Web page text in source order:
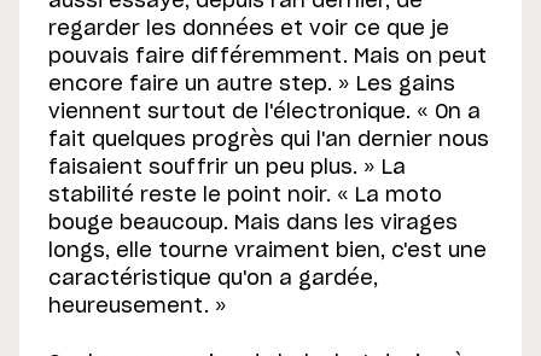
regarder les données et voir ce que je
pouvais faire différemment. Mais on peut
encore faire un autre step. » Les gains
viennent surtout de l'électronique. « On a
fait quelques progrès qui l'an dernier nous
faisaient souffrir un peu plus. » La
stabilité reste le point noir. « La moto
bouge beaucoup. Mais dans les virages
longs, elle tourne vraiment bien, c'est une
caractéristique qu'on a gardée,
heureusement. »